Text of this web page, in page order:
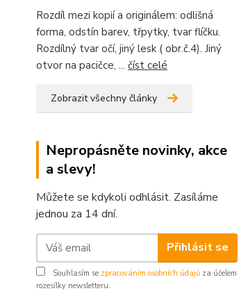
Rozdíl mezi kopií a originálem: odlišná
forma, odstín barev, třpytky, tvar flíčku.
Rozdílný tvar očí, jiný lesk ( obr.č.4). Jiný
otvor na pacičce, ... číst celé
Zobrazit všechny články
Nepropásněte novinky, akce
a slevy!
Můžete se kdykoli odhlásit. Zasíláme
jednou za 14 dní.
Přihlásit se
Souhlasím se zpracováním osobních údajů za účelem
rozesílky newsletteru.